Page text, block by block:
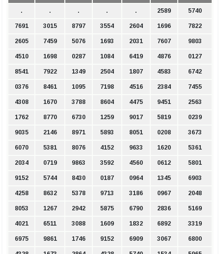
. . . . . 2589 5740
7691 3015 8797 3554 2604 1696 7822
2605 7459 5076 1693 2031 7607 9803
4510 1698 0287 1084 6419 4876 0127
8541 7922 1349 2504 1807 4583 6742
0376 8461 1095 7198 4516 2384 7455
4308 1670 3788 8604 4475 9451 2563
1762 8770 6730 1259 9017 5819 0239
9035 2146 8971 5893 8051 0208 3673
6070 5381 8076 4152 9633 1620 5361
2034 0719 9863 3592 4560 0612 5801
9152 5744 8430 0187 0964 1345 6903
4258 8632 5378 9713 3186 0967 2048
8053 1267 2942 5875 6790 2836 5169
4021 6511 3088 1609 1832 6892 3319
6975 9861 1746 9152 6909 3067 6800